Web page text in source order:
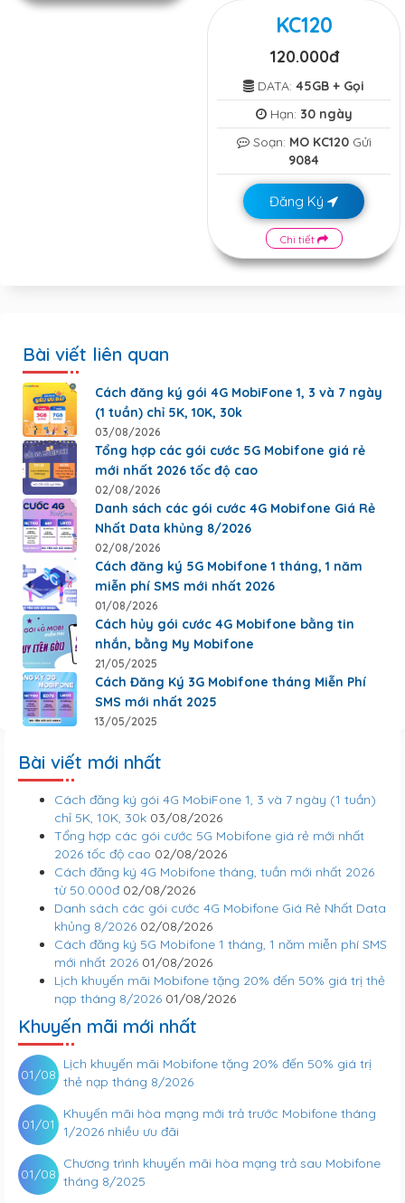
KC120
120.000đ
DATA: 45GB + Gọi
Hạn: 30 ngày
Soạn: MO KC120Gửi
9084
Đăng Ký
Chi tiết
Bài viết liên quan
Cách đăng ký gói 4G MobiFone 1, 3 và 7 ngày
(1 tuần) chỉ 5K, 10K, 30k
03/08/2026
Tổng hợp các gói cước 5G Mobifone giá rẻ
mới nhất 2026 tốc độ cao
02/08/2026
Danh sách các gói cước 4G Mobifone Giá Rẻ
Nhất Data khủng 8/2026
02/08/2026
Cách đăng ký 5G Mobifone 1 tháng, 1 năm
miễn phí SMS mới nhất 2026
01/08/2026
Cách hủy gói cước 4G Mobifone bằng tin
nhắn, bằng My Mobifone
21/05/2025
Cách Đăng Ký 3G Mobifone tháng Miễn Phí
SMS mới nhất 2025
13/05/2025
Bài viết mới nhất
Cách đăng ký gói 4G MobiFone 1, 3 và 7 ngày (1 tuần)
chỉ 5K, 10K, 30k 03/08/2026
Tổng hợp các gói cước 5G Mobifone giá rẻ mới nhất
2026 tốc độ cao 02/08/2026
Cách đăng ký 4G Mobifone tháng, tuần mới nhất 2026
từ 50.000đ 02/08/2026
Danh sách các gói cước 4G Mobifone Giá Rẻ Nhất Data
khủng 8/2026 02/08/2026
Cách đăng ký 5G Mobifone 1 tháng, 1 năm miễn phí SMS
mới nhất 2026 01/08/2026
Lịch khuyến mãi Mobifone tặng 20% đến 50% giá trị thẻ
nạp tháng 8/2026 01/08/2026
Khuyến mãi mới nhất
Lịch khuyến mãi Mobifone tặng 20% đến 50% giá trị
thẻ nạp tháng 8/2026
01/08
Khuyến mãi hòa mạng mới trả trước Mobifone tháng
1/2026 nhiều ưu đãi
01/01
Chương trình khuyến mãi hòa mạng trả sau Mobifone
tháng 8/2025
01/08